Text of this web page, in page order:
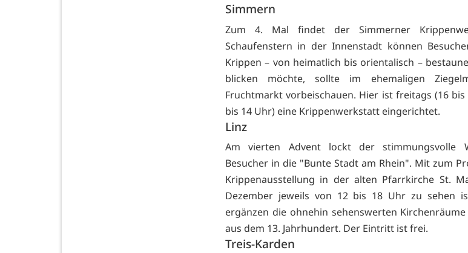
Simmern
Zum 4. Mal findet der Simmerner
Schaufenstern in der Innenstadt können
Krippen – von heimatlich bis orientalisch –
blicken möchte, sollte im ehemaligen
Fruchtmarkt vorbeischauen. Hier ist freitags (16
bis 14 Uhr) eine Krippenwerkstatt eingerichtet.
Linz
Am vierten Advent lockt der stimmungsvolle
Besucher in die "Bunte Stadt am Rhein". Mit zum
Krippenausstellung in der alten Pfarrkirche St.
Dezember jeweils von 12 bis 18 Uhr zu sehen
ergänzen die ohnehin sehenswerten
aus dem 13. Jahrhundert. Der Eintritt ist frei.
Treis-Karden